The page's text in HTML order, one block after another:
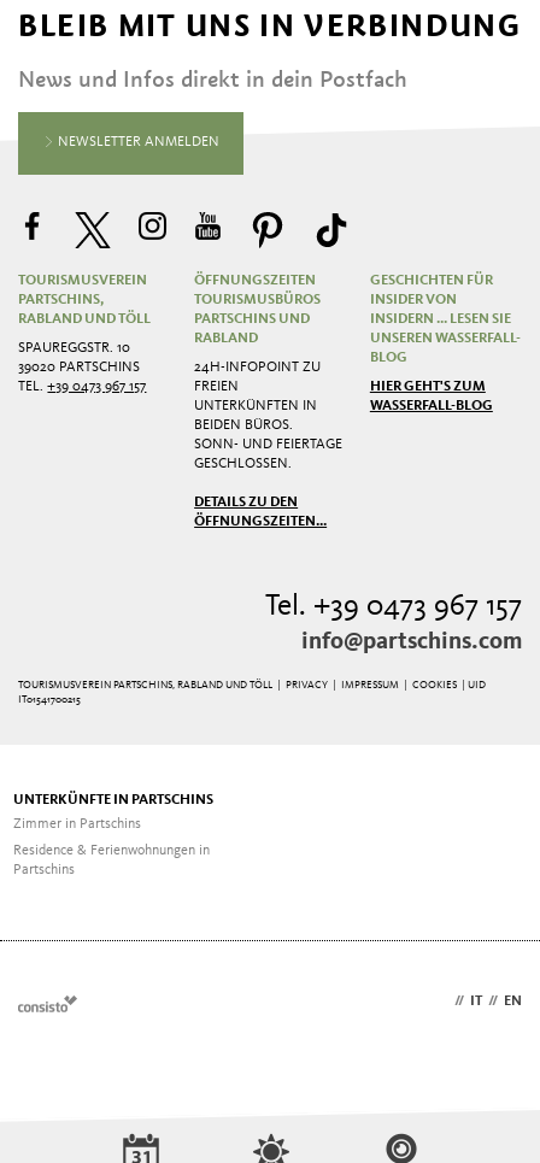
BLEIB MIT UNS IN VERBINDUNG
News und Infos direkt in dein Postfach
NEWSLETTER ANMELDEN
TOURISMUSVEREIN
PARTSCHINS,
RABLAND UND TÖLL
SPAUREGGSTR. 10
39020 PARTSCHINS
TEL.+39 0473 967 157
ÖFFNUNGSZEITEN
TOURISMUSBÜROS
PARTSCHINS UND
RABLAND
24H-INFOPOINT ZU
FREIEN
UNTERKÜNFTEN IN
BEIDEN BÜROS.
SONN- UND FEIERTAGE
GESCHLOSSEN.
DETAILS ZU DEN
ÖFFNUNGSZEITEN...
GESCHICHTEN FÜR
INSIDER VON
INSIDERN ... LESEN SIE
UNSEREN WASSERFALL-
BLOG
HIER GEHT'S ZUM
WASSERFALL-BLOG
Tel. +39 0473 967 157
info@partschins.com
TOURISMUSVEREIN PARTSCHINS, RABLAND UND TÖLL | PRIVACY IMPRESSUM |COOKIES
| UID
IT01541700215
UNTERKÜNFTE IN PARTSCHINS
Zimmer in Partschins
Residence & Ferienwohnungen in
Partschins
// IT // EN